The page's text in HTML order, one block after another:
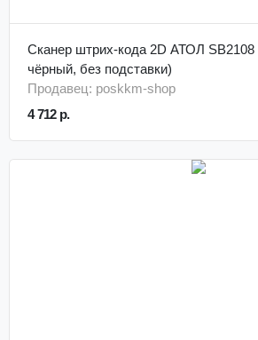
Сканер штрих-кода 2D АТОЛ SB2108
чёрный, без подставки)
Продавец: poskkm-shop
4 712 р.